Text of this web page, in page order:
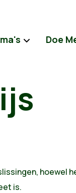
Doe
hoewel
is.